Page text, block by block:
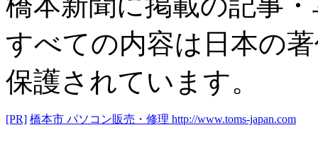
すべての内容は日本の
保護されています。
[PR] 橋本市 パソコン販売・修理 http://www.toms-japan.com